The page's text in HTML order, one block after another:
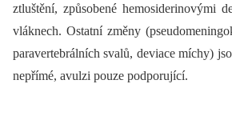
ztluštění, způsobené hemosiderinovými
vláknech. Ostatní změny
paravertebrálních svalů, deviace míchy)
nepřímé, avulzi pouze podporující.